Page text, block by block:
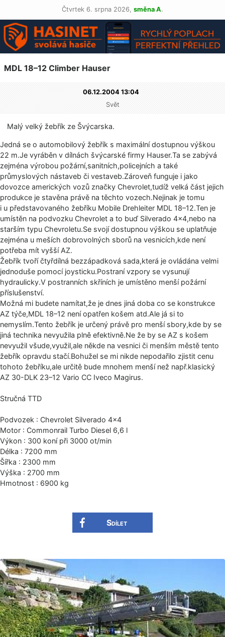
Čtvrtek 6. srpna 2026, směna A.
MDL 18–12 Climber Hauser
06.12.2004 13:04
Svět
Malý velký žebřík ze Švýcarska.
Jedná se o automobilový žebřík s maximální dostupnou výškou
22 m.Je vyráběn v dílnách švýcarské firmy Hauser.Ta se zabývá
zejména výrobou požární,sanit­ních,policejních a také
průmyslových nástaveb či vestaveb.Zároveň funguje i jako
dovozce amerických vozů značky Chevrolet,tudíž velká část jejich
produkce je stavěna právě na těchto vozech.Nejinak je tomu
i u představovaného žebříku Mobile Drehleiter MDL 18–12.Ten je
umístěn na podvozku Chevrolet a to buď Silverado 4×4,nebo na
starším typu Chevroletu.Se svojí dostupnou výškou se uplatňuje
zejména u meších dobrovolných sborů na vesnicích,kde není
potřeba mít vyšší AZ.
Žebřík tvoří čtyřdílná bezzápadková sada,která je ovládána velmi
jednoduše pomocí joysticku.Postraní vzpory se vysunují
hydraulicky.V pos­tranních skříních je umístěno menší požární
příslušenství.
Možná mi budete namítat,že je dnes jiná doba co se konstrukce
AZ týče,MDL 18–12 není opatřen košem atd.Ale já si to
nemyslím.Tento žebřík je určený právě pro menší sbory,kde by se
jiná technika nevyužila plně efektivně.Ne že by se AZ s košem
nevyužil všude,využil,ale někde na vesnici či menším městě tento
žebřík opravdu stačí.Bohužel se mi nikde nepodařilo zjistit cenu
tohoto žebříku,ale určitě bude mnohem menší než např.klasický
AZ 30-DLK 23–12 Vario CC Iveco Magirus.
Stručná TTD
Podvozek : Chevrolet Silverado 4×4
Motor : Commonrail Turbo Diesel 6,6 l
Výkon : 300 koní při 3000 ot/min
Délka : 7200 mm
Šířka : 2300 mm
Výška : 2700 mm
Hmotnost : 6900 kg
Sdílet